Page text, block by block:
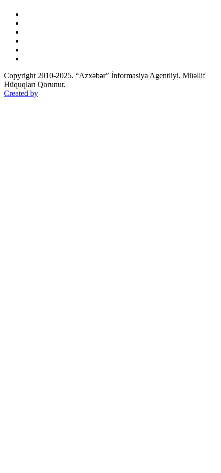
Copyright 2010-2025. “Azxəbər” İnformasiya Agentliyi. Müəllif
Hüquqları Qorunur.
Created by